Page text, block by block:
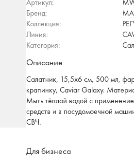
Артикул:
Бренд:
Коллекция:
Линия:
Категория:
Описание
Салатник, 15,5х6 см, 500 мл,
крапинку, Caviar Galaxy.
Мыть тёплой водой с
средств и в посудомоечной
СВЧ.
Для бизнеса